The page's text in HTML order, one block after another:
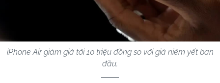
iPhone Air giảm giá tới 10 triệu đồng so với giá niêm yết ban
đầu.